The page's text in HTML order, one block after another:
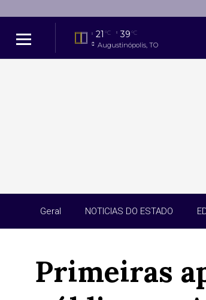
21 °C 39°C
Augustinópolis, TO
Geral NOTICIAS DO ESTADO
Primeiras